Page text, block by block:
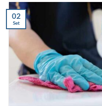
02
Set